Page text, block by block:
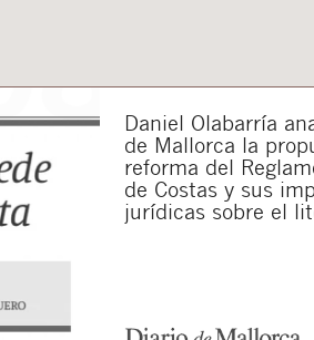
Daniel Olabarría
de Mallorca la
reforma del
de Costas y sus
jurídicas sobre el
Cerrar